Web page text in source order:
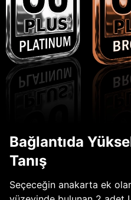
Bağlantıda
Tanış
Seçeceğin anakarta ek